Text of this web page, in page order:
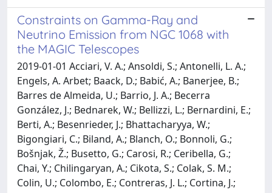
Constraints on Gamma-Ray and
Neutrino Emission from NGC 1068 with
the MAGIC Telescopes
2019-01-01 Acciari, V. A.; Ansoldi, S.; Antonelli, L. A.;
Engels, A. Arbet; Baack, D.; Babić, A.; Banerjee, B.;
Barres de Almeida, U.; Barrio, J. A.; Becerra
González, J.; Bednarek, W.; Bellizzi, L.; Bernardini, E.;
Berti, A.; Besenrieder, J.; Bhattacharyya, W.;
Bigongiari, C.; Biland, A.; Blanch, O.; Bonnoli, G.;
Bošnjak, Ž.; Busetto, G.; Carosi, R.; Ceribella, G.;
Chai, Y.; Chilingaryan, A.; Cikota, S.; Colak, S. M.;
Colin, U.; Colombo, E.; Contreras, J. L.; Cortina, J.;